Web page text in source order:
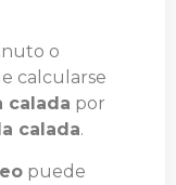
o
calcularse
calada por
calada.
puede